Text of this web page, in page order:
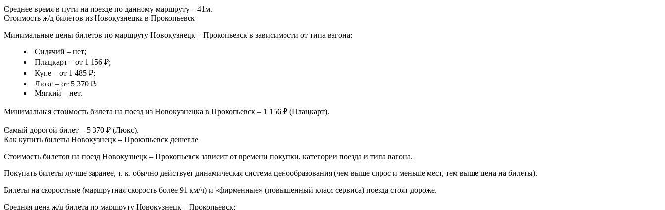
Среднее время в пути на поезде по данному маршруту – 41м.
Стоимость ж/д билетов из Новокузнецка в Прокопьевск
Минимальные цены билетов по маршруту Новокузнецк – Прокопьевск в зависимости от типа вагона:
Сидячий – нет;
Плацкарт – от 1 156 ₽;
Купе – от 1 485 ₽;
Люкс – от 5 370 ₽;
Мягкий – нет.
Минимальная стоимость билета на поезд из Новокузнецка в Прокопьевск – 1 156 ₽ (Плацкарт).
Самый дорогой билет – 5 370 ₽ (Люкс).
Как купить билеты Новокузнецк – Прокопьевск дешевле
Стоимость билетов на поезд Новокузнецк – Прокопьевск зависит от времени покупки, категории поезда и типа вагона.
Покупать билеты лучше заранее, т. к. обычно действует динамическая система ценообразования (чем выше спрос и меньше мест, тем выше цена на билеты).
Билеты на скоростные (маршрутная скорость более 91 км/ч) и «фирменные» (повышенный класс сервиса) поезда стоят дороже.
Средняя цена ж/д билета по маршруту Новокузнецк – Прокопьевск: